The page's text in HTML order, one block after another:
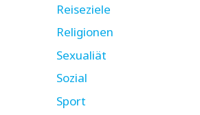
Reiseziele
Religionen
Sexualiät
Sozial
Sport